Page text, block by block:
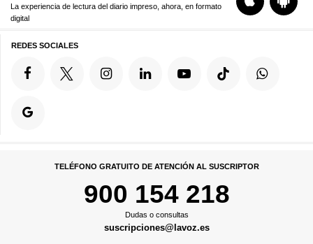
La experiencia de lectura del diario impreso, ahora, en formato
digital
REDES SOCIALES
TELÉFONO GRATUITO DE ATENCIÓN AL SUSCRIPTOR
900 154 218
Dudas o consultas
suscripciones@lavoz.es